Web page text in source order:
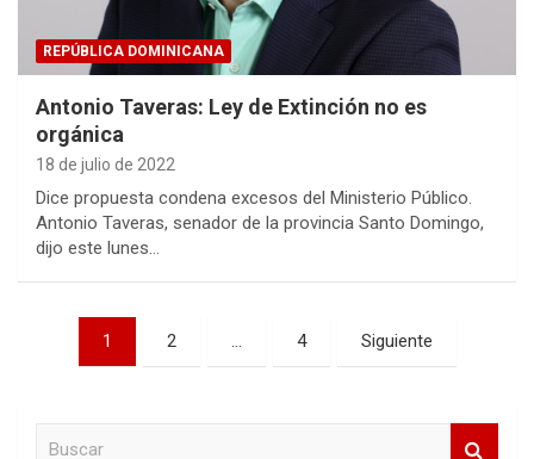
REPÚBLICA DOMINICANA
Antonio Taveras: Ley de Extinción no es
orgánica
18 de julio de 2022
Dice propuesta condena excesos del Ministerio Público.
Antonio Taveras, senador de la provincia Santo Domingo,
dijo este lunes…
Paginación
1 2 … 4 Siguiente